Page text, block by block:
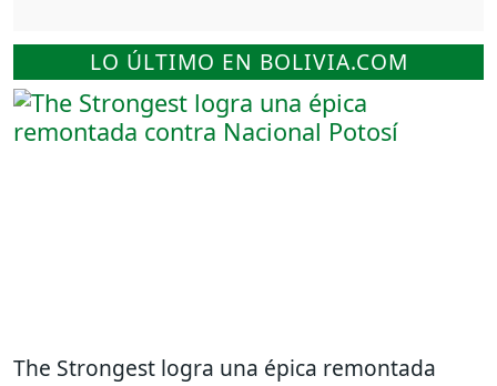
LO ÚLTIMO EN BOLIVIA.COM
The Strongest logra una épica remontada